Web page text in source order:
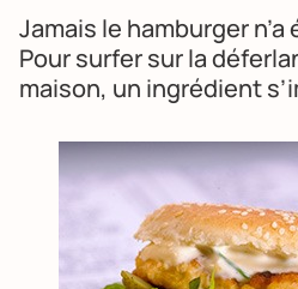
Jamais le hamburger
Pour surfer sur la
maison, un ingrédient